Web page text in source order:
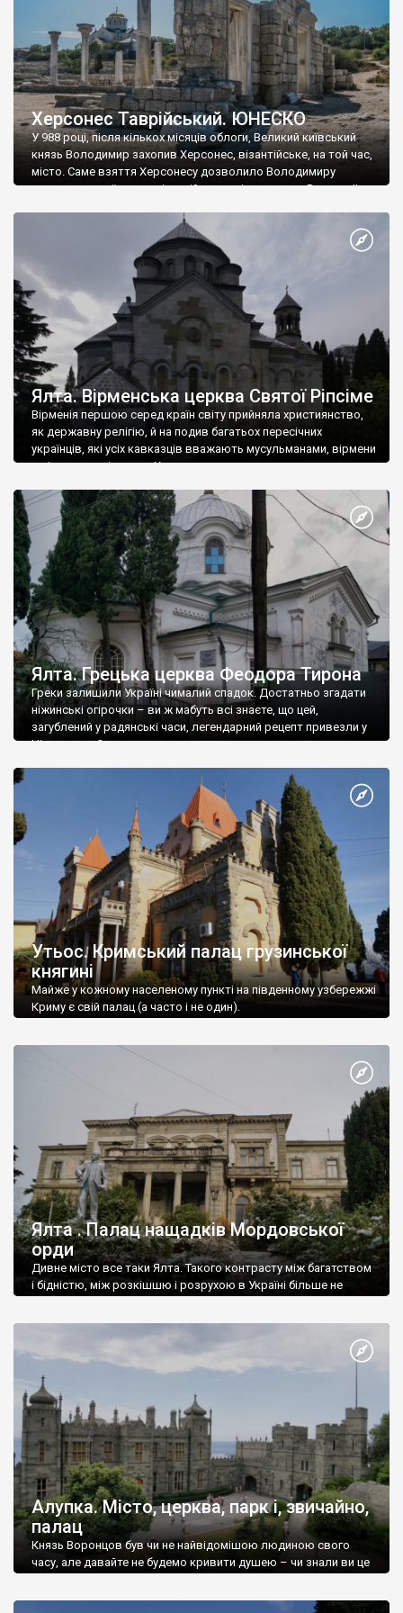
Херсонес Таврійський. ЮНЕСКО
У 988 році, після кількох місяців облоги, Великий київський
князь Володимир захопив Херсонес, візантійське, на той час,
місто. Саме взяття Херсонесу дозволило Володимиру
диктувати свої умови візантійському імператору Василю ІІ, та
Херсонесі Володимир-язичник, став Василем-християнином.
А потім було Хрещення Русі. На честь Херсонесу Таврійського
Ялта. Вірменська церква Святої Ріпсіме
Вірменія першою серед країн світу прийняла християнство,
як державну релігію, й на подив багатьох пересічних
українців, які усіх кавказців вважають мусульманами, вірмени
є відданими вірянами Христа
Ялта. Грецька церква Феодора Тирона
Греки залишили Україні чималий спадок. Достатньо згадати
ніжинські огірочки – ви ж мабуть всі знаєте, що цей,
загублений у радянські часи, легендарний рецепт привезли у
Ніжин греки?
Утьос. Кримський палац грузинської
княгині
Майже у кожному населеному пункті на південному узбережжі
Криму є свій палац (а часто і не один).
Ялта . Палац нащадків Мордовської
орди
Дивне місто все таки Ялта. Такого контрасту між багатством
і бідністю, між розкішшю і розрухою в Україні більше не
Алупка. Місто, церква, парк і, звичайно,
палац
Князь Воронцов був чи не найвідомішою людиною свого
часу, але давайте не будемо кривити душею – чи знали ви це